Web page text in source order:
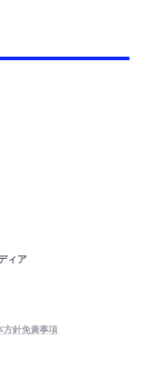
ィア
方針免責事項